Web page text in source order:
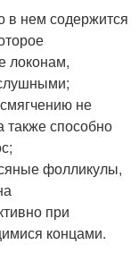
в нем содержится
локонам,
не
также способно
фолликулы,
при
концами.